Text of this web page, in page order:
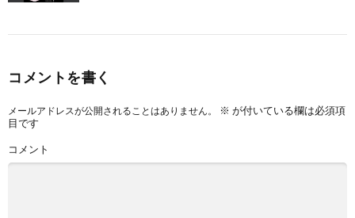
コメントを書く
メールアドレスが公開されることはありません。 ※ が付いている欄は必須項
目です
コメント